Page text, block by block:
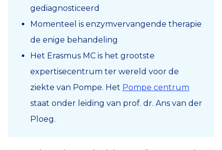
gediagnosticeerd
Momenteel is enzymvervangende therapie
de enige behandeling
Het Erasmus MC is het grootste
expertisecentrum ter wereld voor de
ziekte van Pompe. Het Pompe centrum
staat onder leiding van prof. dr. Ans van der
Ploeg.